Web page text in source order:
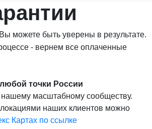
можете быть уверены в результате.
- вернем все оплаченные
точки России
нашему масштабному сообществу.
наших клиентов можно
Картах по ссылке